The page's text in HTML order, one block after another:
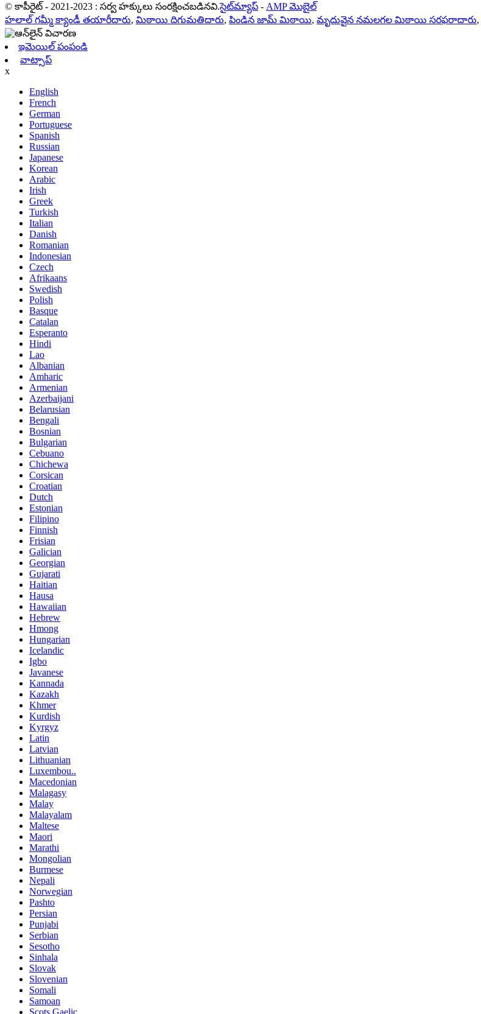
© కాపీరైట్ - 2021-2023 : సర్వ హక్కులు సంరక్షించబడినవి.సైట్‌మ్యాప్ - AMP మొబైల్
హలాల్ గమ్మీ క్యాండీ తయారీదారు, మిఠాయి దిగుమతిదారు, పిండిన జామ్ మిఠాయి, మృదువైన నమలగల మిఠాయి సరఫరాదారు,
ఇమెయిల్ పంపండి
వాట్సాప్
x
English
French
German
Portuguese
Spanish
Russian
Japanese
Korean
Arabic
Irish
Greek
Turkish
Italian
Danish
Romanian
Indonesian
Czech
Afrikaans
Swedish
Polish
Basque
Catalan
Esperanto
Hindi
Lao
Albanian
Amharic
Armenian
Azerbaijani
Belarusian
Bengali
Bosnian
Bulgarian
Cebuano
Chichewa
Corsican
Croatian
Dutch
Estonian
Filipino
Finnish
Frisian
Galician
Georgian
Gujarati
Haitian
Hausa
Hawaiian
Hebrew
Hmong
Hungarian
Icelandic
Igbo
Javanese
Kannada
Kazakh
Khmer
Kurdish
Kyrgyz
Latin
Latvian
Lithuanian
Luxembou..
Macedonian
Malagasy
Malay
Malayalam
Maltese
Maori
Marathi
Mongolian
Burmese
Nepali
Norwegian
Pashto
Persian
Punjabi
Serbian
Sesotho
Sinhala
Slovak
Slovenian
Somali
Samoan
Scots Gaelic